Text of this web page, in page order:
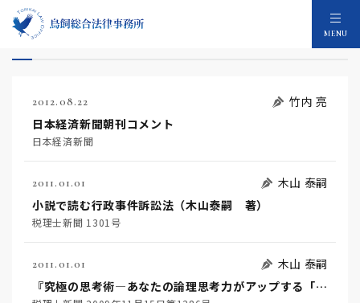
MENU
メディア：298件
2012.08.22
竹内 亮
日本経済新聞朝刊コメント
日本経済新聞
2011.01.01
木山 泰嗣
小説で読む行政事件訴訟法（木山泰嗣 著）
税理士新聞 1301号
2011.01.01
木山 泰嗣
『究極の思考術―あなたの論理思考力がアップする「二項対立」の視点15』